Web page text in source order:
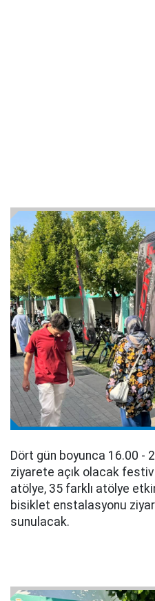
Dört gün boyunca 16.00 -
ziyarete açık olacak
atölye, 35 farklı atölye
bisiklet enstalasyonu
sunulacak.